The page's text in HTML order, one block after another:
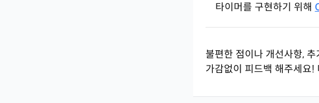
타이머를 구현하기 위해
불편한 점이나 개선사항,
가감없이 피드백 해주세요